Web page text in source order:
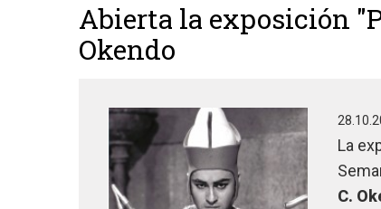
Abierta la exposición
Okendo
La
C.